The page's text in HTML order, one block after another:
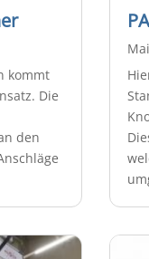
kommt
Die
den